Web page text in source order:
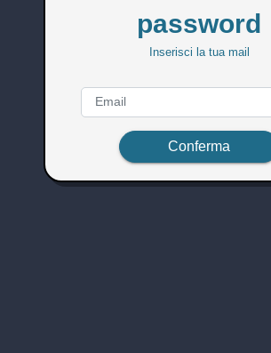
password
Inserisci la tua mail
Conferma